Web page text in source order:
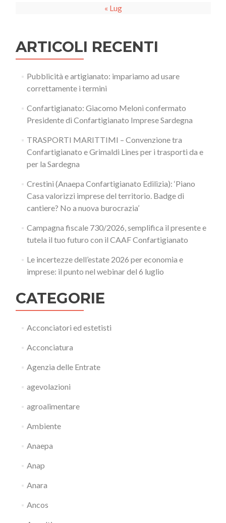
« Lug
ARTICOLI RECENTI
Pubblicità e artigianato: impariamo ad usare
correttamente i termini
Confartigianato: Giacomo Meloni confermato
Presidente di Confartigianato Imprese Sardegna
TRASPORTI MARITTIMI – Convenzione tra
Confartigianato e Grimaldi Lines per i trasporti da e
per la Sardegna
Crestini (Anaepa Confartigianato Edilizia): ‘Piano
Casa valorizzi imprese del territorio. Badge di
cantiere? No a nuova burocrazia’
Campagna fiscale 730/2026, semplifica il presente e
tutela il tuo futuro con il CAAF Confartigianato
Le incertezze dell’estate 2026 per economia e
imprese: il punto nel webinar del 6 luglio
CATEGORIE
Acconciatori ed estetisti
Acconciatura
Agenzia delle Entrate
agevolazioni
agroalimentare
Ambiente
Anaepa
Anap
Anara
Ancos